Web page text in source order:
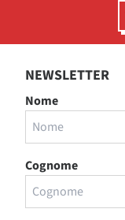
NEWSLETTER
Nome
Cognome